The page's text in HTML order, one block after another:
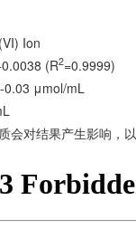
Ion
(R2=0.9999)
0.03 μmol/mL
会对结果产生影响，以